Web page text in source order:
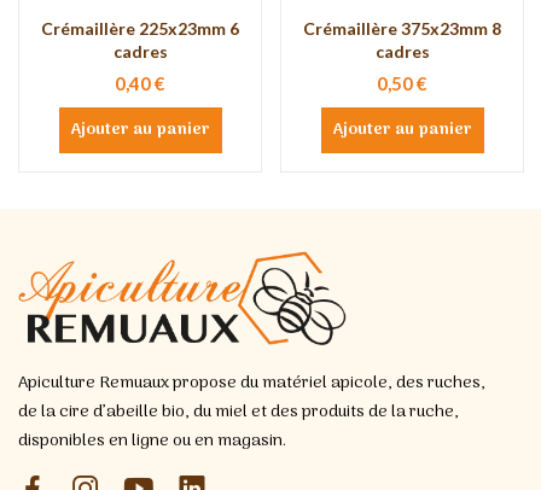
Crémaillère 225x23mm 6
cadres
0,40 €
Ajouter au panier
Crémaillère 375x23mm 8
cadres
0,50 €
Ajouter au panier
Apiculture Remuaux propose du matériel apicole, des ruches,
de la cire d’abeille bio, du miel et des produits de la ruche,
disponibles en ligne ou en magasin.